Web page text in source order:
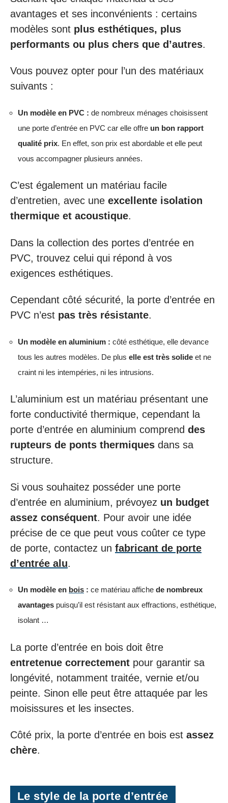
avantages et ses inconvénients : certains
modèles sont plus esthétiques, plus
performants ou plus chers que d’autres.
Vous pouvez opter pour l’un des matériaux
suivants :
Un modèle en PVC : de nombreux ménages choisissent
une porte d’entrée en PVC car elle offre un bon rapport
qualité prix. En effet, son prix est abordable et elle peut
vous accompagner plusieurs années.
C’est également un matériau facile
d’entretien, avec une excellente isolation
thermique et acoustique.
Dans la collection des portes d’entrée en
PVC, trouvez celui qui répond à vos
exigences esthétiques.
Cependant côté sécurité, la porte d’entrée en
PVC n’est pas très résistante.
Un modèle en aluminium : côté esthétique, elle devance
tous les autres modèles. De plus elle est très solide et ne
craint ni les intempéries, ni les intrusions.
L’aluminium est un matériau présentant une
forte conductivité thermique, cependant la
porte d’entrée en aluminium comprend des
rupteurs de ponts thermiques dans sa
structure.
Si vous souhaitez posséder une porte
d’entrée en aluminium, prévoyez un budget
assez conséquent. Pour avoir une idée
précise de ce que peut vous coûter ce type
de porte, contactez un fabricant de porte
d’entrée alu.
Un modèle en bois : ce matériau affiche de nombreux
avantages puisqu’il est résistant aux effractions, esthétique,
isolant …
La porte d’entrée en bois doit être
entretenue correctement pour garantir sa
longévité, notamment traitée, vernie et/ou
peinte. Sinon elle peut être attaquée par les
moisissures et les insectes.
Côté prix, la porte d’entrée en bois est assez
chère.
Le style de la porte d’entrée